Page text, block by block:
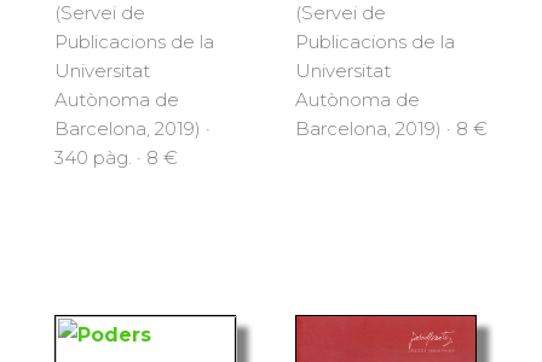
(Servei de
Publicacions de la
Universitat
Autònoma de
Barcelona, 2019) ·
340 pàg. · 8 €
(Servei de
Publicacions de la
Universitat
Autònoma de
Barcelona, 2019) · 8 €